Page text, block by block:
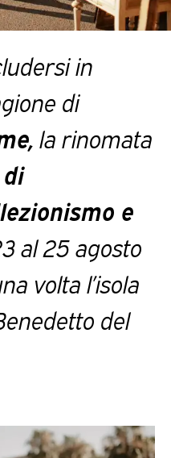
in
di
la rinomata
e
al 25 agosto
volta l’isola
del